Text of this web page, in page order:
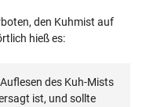
den Kuhmist auf
hieß es:
des Kuh-Mists
ist, und sollte